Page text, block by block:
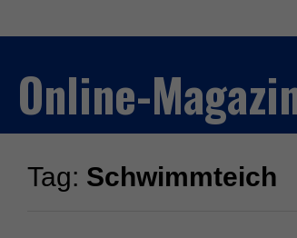
Online-
Tag: Schwimmteich